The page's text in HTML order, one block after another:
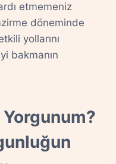
etmemeniz
döneminde
yollarını
bakmanın